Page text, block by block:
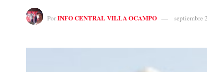
PorINFO CENTRAL VILLA OCAMPO septiembre